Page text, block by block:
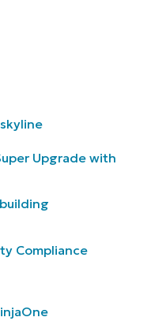
Upgrade with
Compliance